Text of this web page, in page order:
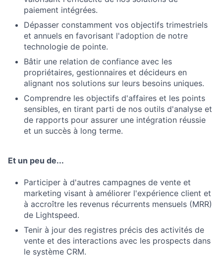
paiement intégrées.
Dépasser constamment vos objectifs trimestriels
et annuels en favorisant l'adoption de notre
technologie de pointe.
Bâtir une relation de confiance avec les
propriétaires, gestionnaires et décideurs en
alignant nos solutions sur leurs besoins uniques.
Comprendre les objectifs d'affaires et les points
sensibles, en tirant parti de nos outils d'analyse et
de rapports pour assurer une intégration réussie
et un succès à long terme.
Et un peu de...
Participer à d'autres campagnes de vente et
marketing visant à améliorer l'expérience client et
à accroître les revenus récurrents mensuels (MRR)
de Lightspeed.
Tenir à jour des registres précis des activités de
vente et des interactions avec les prospects dans
le système CRM.